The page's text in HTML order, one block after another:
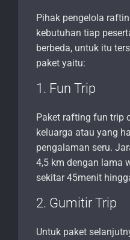
Pihak pengelola
kebutuhan tiap
berbeda, untuk itu
paket yaitu:
1. Fun Trip
Paket rafting fun trip
keluarga atau yang
pengalaman seru.
4,5 km dengan lama
sekitar 45menit
2. Gumitir Trip
Untuk paket